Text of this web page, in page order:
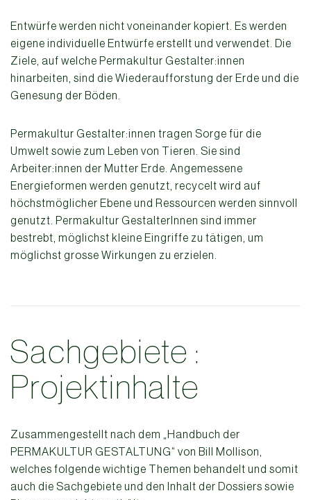
Entwürfe werden nicht voneinander kopiert. Es werden
eigene individuelle Entwürfe erstellt und verwendet. Die
Ziele, auf welche Permakultur Gestalter:innen
hinarbeiten, sind die Wiederaufforstung der Erde und die
Genesung der Böden.
Permakultur Gestalter:innen tragen Sorge für die
Umwelt sowie zum Leben von Tieren. Sie sind
Arbeiter:innen der Mutter Erde. Angemessene
Energieformen werden genutzt, recycelt wird auf
höchstmöglicher Ebene und Ressourcen werden sinnvoll
genutzt. Permakultur GestalterInnen sind immer
bestrebt, möglichst kleine Eingriffe zu tätigen, um
möglichst grosse Wirkungen zu erzielen.
Sachgebiete :
Projektinhalte
Zusammengestellt nach dem „Handbuch der
PERMAKULTUR GESTALTUNG“ von Bill Mollison,
welches folgende wichtige Themen behandelt und somit
auch die Sachgebiete und den Inhalt der Dossiers sowie